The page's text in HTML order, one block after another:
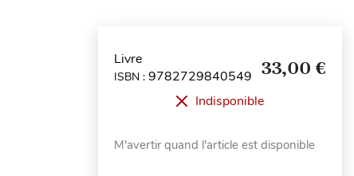
Livre
ISBN : 9782729840549 33,00 €
Indisponible
M'avertir quand l'article est disponible